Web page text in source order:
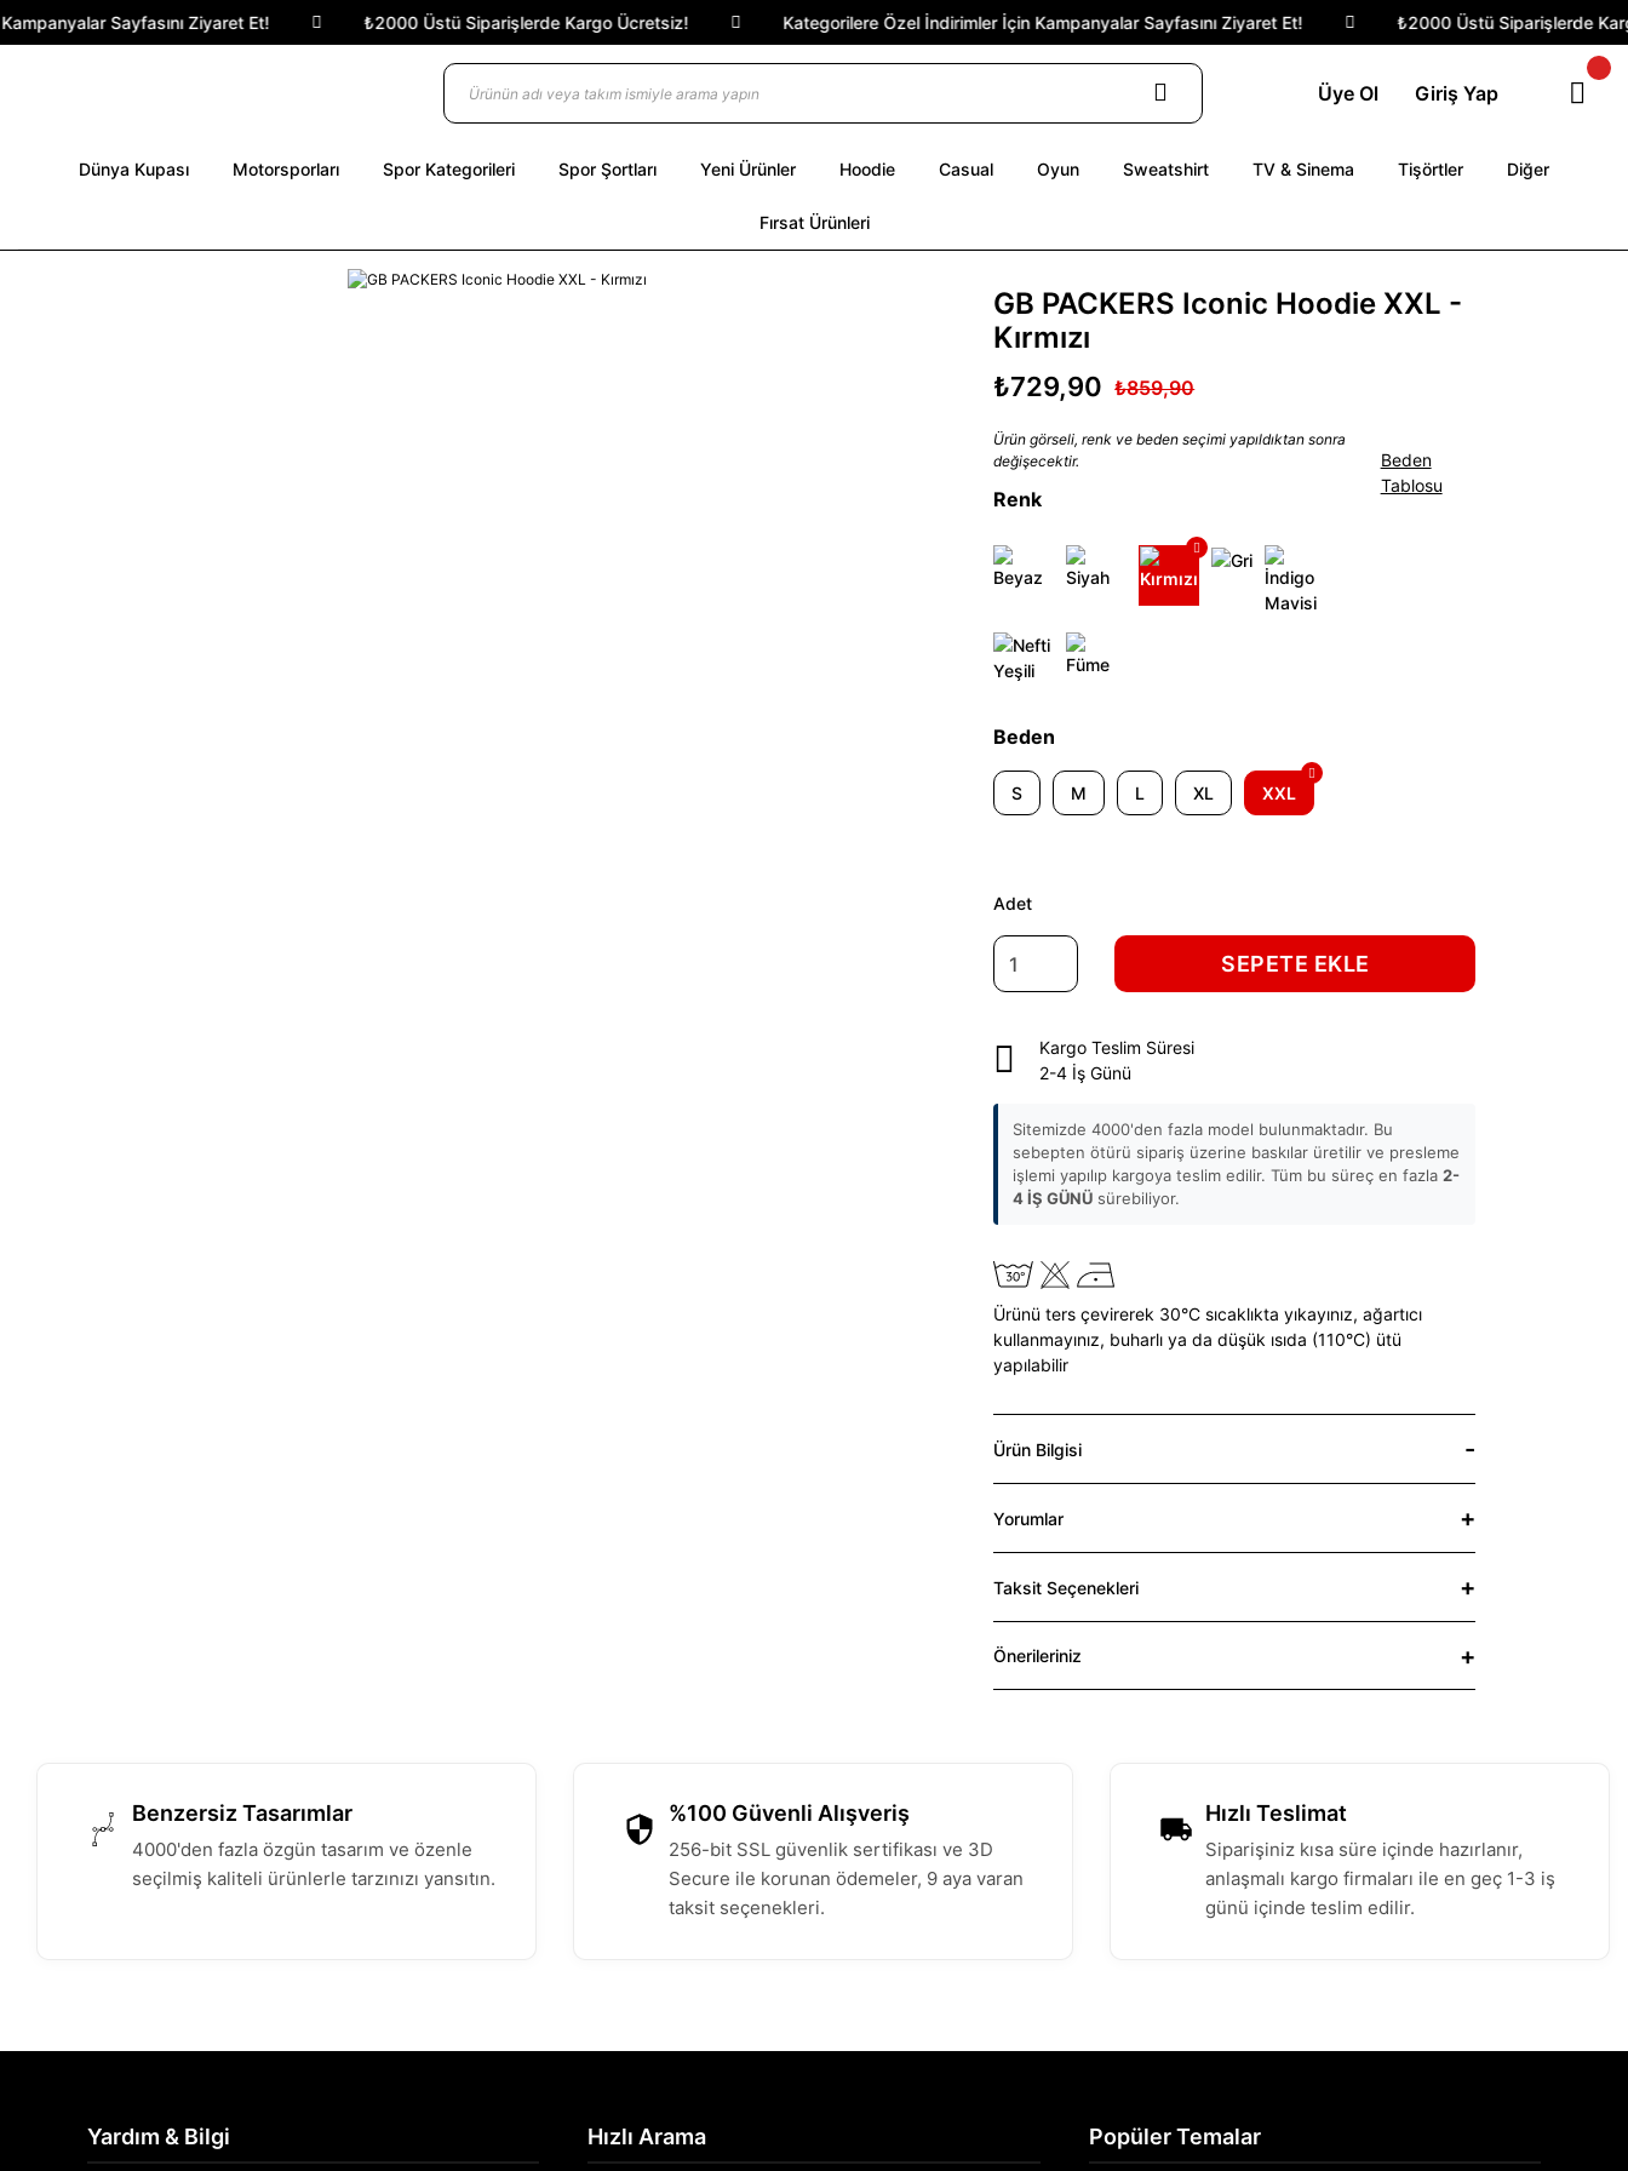
Sayfasını Ziyaret Et! ₺2000 Üstü Siparişlerde Kargo Ücretsiz! Kategorilere Özel İndirimler İçin Kampanyalar Sayfasını Ziyaret Et! ₺2000 Üstü Siparişlerde
Üye Ol Giriş Yap
Dünya Kupası Motorsporları Spor Kategorileri Spor Şortları Yeni Ürünler Hoodie Casual Oyun Sweatshirt TV & Sinema Tişörtler Diğer
Fırsat Ürünleri
GB PACKERS Iconic Hoodie XXL -
Kırmızı
₺729,90 ₺859,90
Ürün görseli, renk ve beden seçimi yapıldıktan sonra
değişecektir.
Renk
Beden
S M L XL XXL
Beden
Tablosu
Adet
SEPETE EKLE
Kargo Teslim Süresi
2-4 İş Günü
Sitemizde 4000'den fazla model bulunmaktadır. Bu
sebepten ötürü sipariş üzerine baskılar üretilir ve presleme
işlemi yapılıp kargoya teslim edilir. Tüm bu süreç en fazla2-
4 İŞ GÜNÜ sürebiliyor.
Ürünü ters çevirerek 30°C sıcaklıkta yıkayınız, ağartıcı
kullanmayınız, buharlı ya da düşük ısıda (110°C) ütü
yapılabilir
Ürün Bilgisi
Yorumlar
Taksit Seçenekleri
Önerileriniz
Benzersiz Tasarımlar
4000'den fazla özgün tasarım ve özenle
seçilmiş kaliteli ürünlerle tarzınızı yansıtın.
%100 Güvenli Alışveriş
256-bit SSL güvenlik sertifikası ve 3D
Secure ile korunan ödemeler, 9 aya varan
taksit seçenekleri.
Hızlı Teslimat
Siparişiniz kısa süre içinde hazırlanır,
anlaşmalı kargo firmaları ile en geç 1-3 iş
günü içinde teslim edilir.
Yardım & Bilgi Hızlı Arama Popüler Temalar